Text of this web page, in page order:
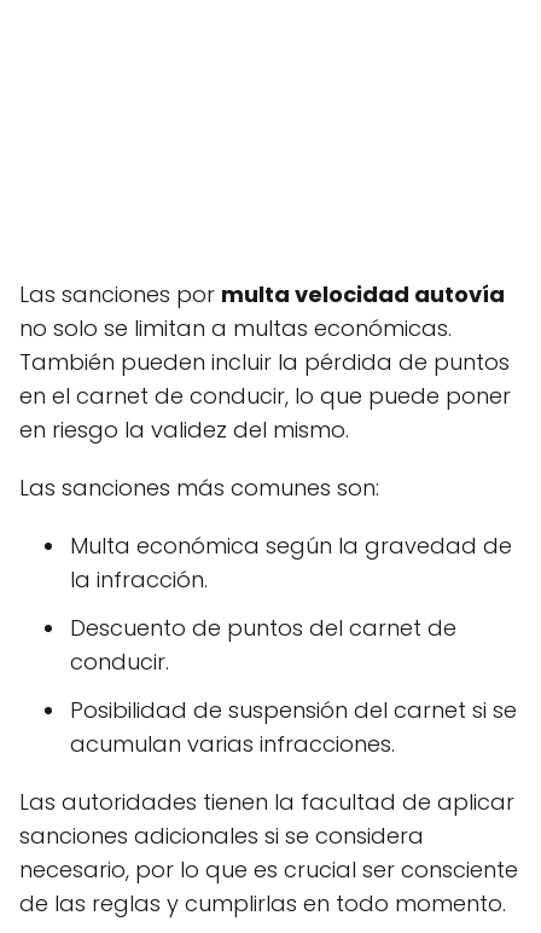
Las sanciones por multa velocidad autovía
no solo se limitan a multas económicas.
También pueden incluir la pérdida de puntos
en el carnet de conducir, lo que puede poner
en riesgo la validez del mismo.
Las sanciones más comunes son:
Multa económica según la gravedad de
la infracción.
Descuento de puntos del carnet de
conducir.
Posibilidad de suspensión del carnet si se
acumulan varias infracciones.
Las autoridades tienen la facultad de aplicar
sanciones adicionales si se considera
necesario, por lo que es crucial ser consciente
de las reglas y cumplirlas en todo momento.